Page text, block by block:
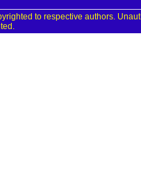
to respective authors.